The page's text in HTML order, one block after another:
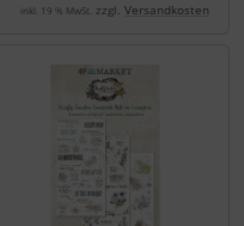
inkl. 19 % MwSt. zzgl. Versandkosten